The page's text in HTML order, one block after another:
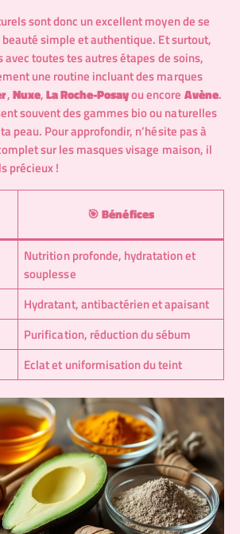
sont donc un excellent moyen de se
simple et authentique. Et surtout,
toutes tes autres étapes de soins,
une routine incluant des marques
,Nuxe,La Roche-Posayou encore Avène.
souvent des gammes bio ou naturelles
peau. Pour approfondir, n’hésite pas à
surles masques visage maison, il
précieux !
🎯Bénéfices
Nutrition profonde, hydratation et
souplesse
Hydratant, antibactérien et apaisant
Purification, réduction du sébum
Eclat et uniformisation du teint